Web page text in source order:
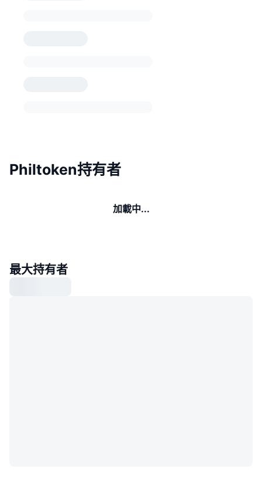
Philtoken持有者
加載中...
最大持有者